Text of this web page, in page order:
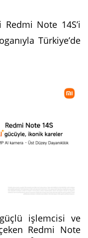
Note 14S’i
Türkiye’de
işlemcisi ve
Redmi Note